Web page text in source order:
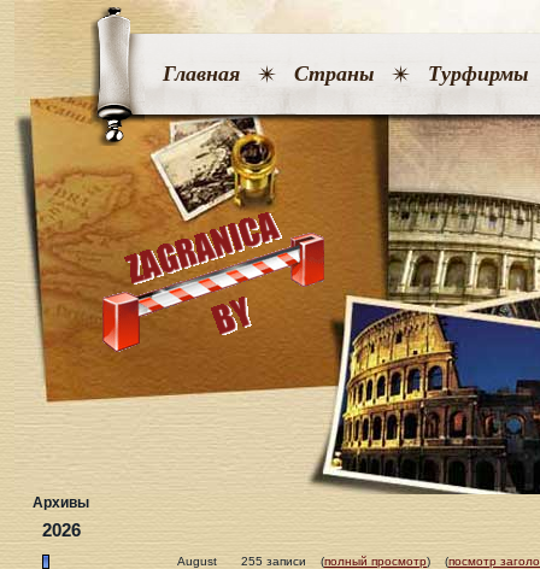
Главная Страны Турфирмы
Архивы
2026
August 255 записи (полный просмотр) (посмотр